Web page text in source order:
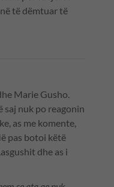
të dëmtuar të
Marie Gusho.
saj nuk po reagonin
as me komente,
pas botoi këtë
dhe as i